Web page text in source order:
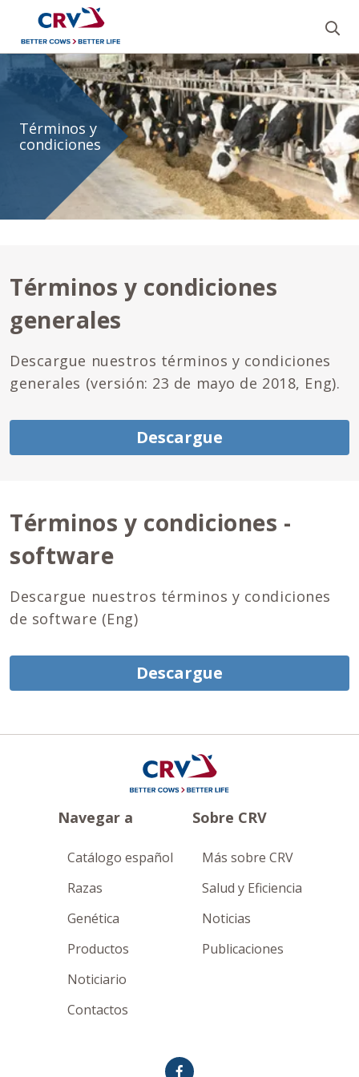
Términos
condiciones
Términos y
condiciones
Términos y condiciones
generales
Descargue nuestros términos y condiciones
generales (versión: 23 de mayo de 2018, Eng).
Descargue
Términos y condiciones -
software
Descargue nuestros términos y condiciones
de software (Eng)
Descargue
Navegar a
Catálogo español
Razas
Genética
Productos
Noticiario
Contactos
Sobre CRV
Más sobre CRV
Salud y Eficiencia
Noticias
Publicaciones